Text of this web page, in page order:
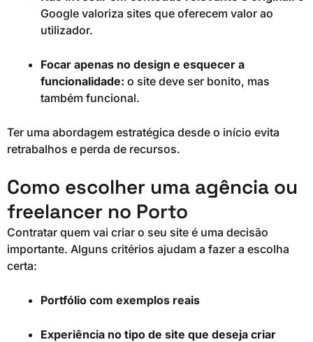
Google valoriza sites que oferecem valor ao
utilizador.
Focar apenas no design e esquecer a
funcionalidade: o site deve ser bonito, mas
também funcional.
Ter uma abordagem estratégica desde o início evita
retrabalhos e perda de recursos.
Como escolher uma agência ou
freelancer no Porto
Contratar quem vai criar o seu site é uma decisão
importante. Alguns critérios ajudam a fazer a escolha
certa:
Portfólio com exemplos reais
Experiência no tipo de site que deseja criar